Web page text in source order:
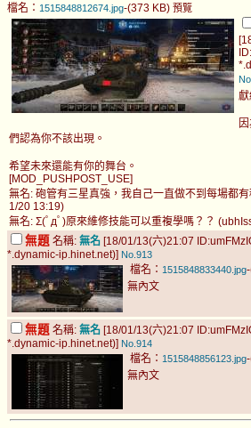
檔名： 1515848812674.jpg-(373 KB) 預覽
獻
們認為你不該出現。
希望未來還能有你的舞台。
[MOD_PUSHPOST_USE]
無名: 砲管有三星真強，我自己一直做不到每場都
1/20 13:19)
無名: Σ(ﾟдﾟ)原來維修技能可以重複學嗎？？
無題 名稱: 無名 [18/01/13(六)21:07
*.dynamic-ip.hinet.net)] No.913
檔名： 1515848833440.jpg
無內文
無題 名稱: 無名 [18/01/13(六)21:07
*.dynamic-ip.hinet.net)] No.914
檔名： 1515848856123.jpg
無內文